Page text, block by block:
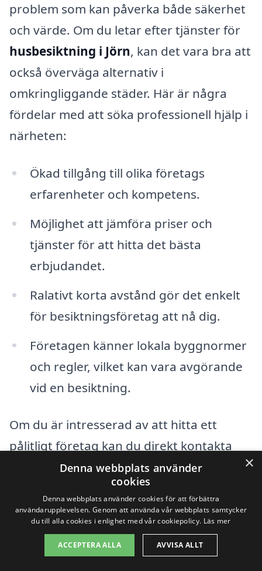
problem som kan påverka både säkerhet
och värde. Om du letar efter tjänster för
husbesiktning i Jörn, kan det vara bra att
också överväga alternativ i
omkringliggande städer. Här är några
fördelar med att söka professionell hjälp i
närheten:
Ökad tillgång till olika företags
erfarenheter och kompetens.
Möjlighet att jämföra priser och
tjänster för att hitta det bästa
erbjudandet.
Ralativt korta avstånd gör det enkelt
för besiktningsföretag att nå dig.
Företagen känner lokala byggnormer
och regler, vilket kan vara avgörande
vid en besiktning.
Om du är intresserad av att hitta ett
pålitligt företag kan du direkt kontakta
aktörer i närliggande städer som:
Skellefteå
Burträsk
×
Denna webbplats använder
cookies
Denna webbplats använder cookies för att förbättra
användarupplevelsen. Genom att använda vår webbplats samtycker
du till alla cookies i enlighet med vår cookiepolicy. Läs mer
ACCEPTERA ALLA AVVISA ALLT